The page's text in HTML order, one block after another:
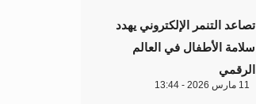
تصاعد التنمر الإلكتروني يهدد
سلامة الأطفال في العالم
الرقمي
11 مارس 2026 - 13:44